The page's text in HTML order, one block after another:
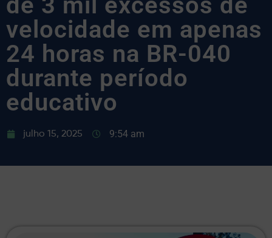
velocidade em apenas
24 horas na BR-040
durante período
educativo
julho 15, 2025 9:54 am